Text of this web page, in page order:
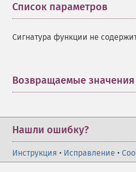
Список параметров
Сигнатура функции не
Возвращаемые значения
Нашли ошибку?
Инструкция • Исправление •